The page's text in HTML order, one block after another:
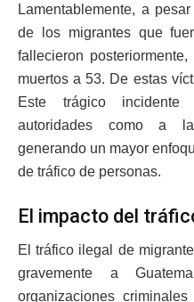
Lamentablemente, a
de los migrantes que
fallecieron
muertos a 53. De estas
Este trágico
autoridades como a la
generando un mayor
de tráfico de personas.
El impacto del
El tráfico ilegal de
gravemente a
organizaciones